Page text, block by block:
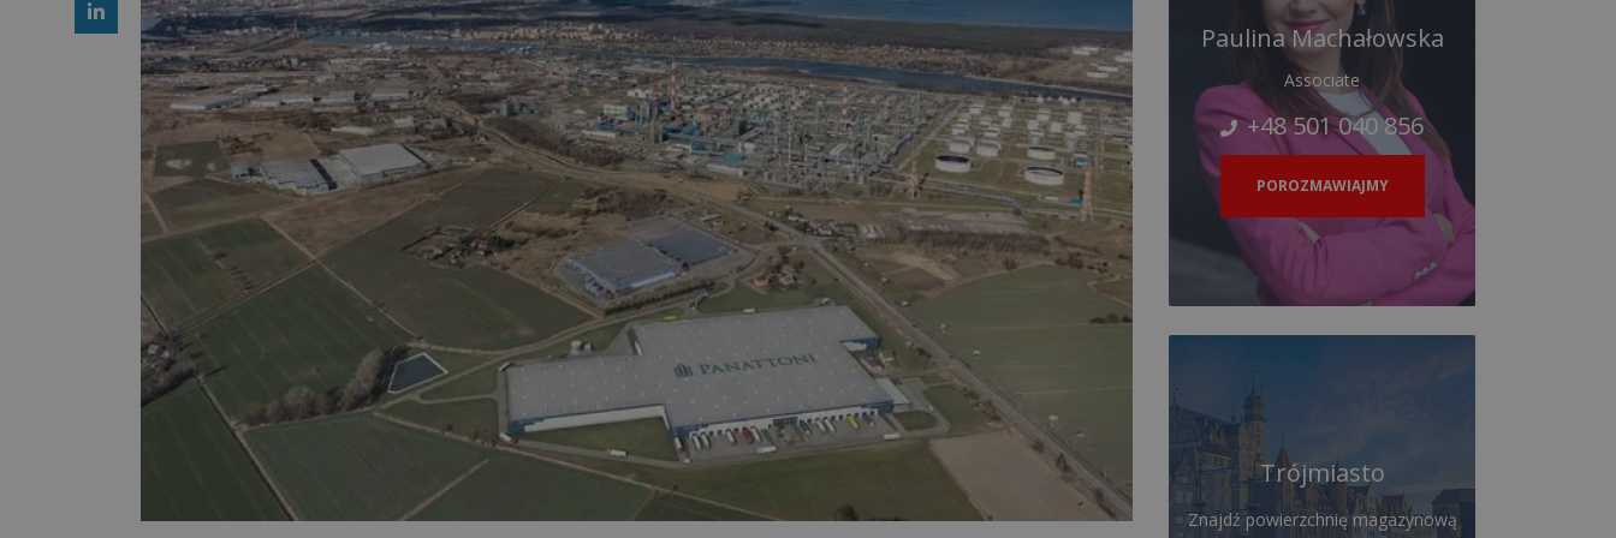
Paulina Machałowska
Associate
+48 501 040 856
POROZMAWIAJMY
Trójmiasto
Znajdź powierzchnię magazynową